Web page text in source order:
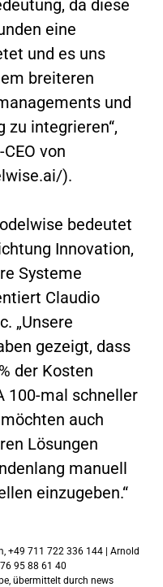
da diese
eine
und es uns
breiteren
und
zu integrieren“,
von
).
bedeutet
Innovation,
Systeme
Claudio
„Unsere
gezeigt, dass
der Kosten
100-mal schneller
auch
Lösungen
manuell
einzugeben.“
, +49 711 722 336 144 | Arnold
95 88 61 40
übermittelt durch news